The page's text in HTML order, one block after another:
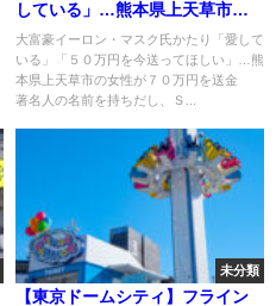
している」…熊本県上天草市の
女性から７０万円を騙し取る
岡山県倉敷市、会社員の男（３
１）を詐欺容疑で逮捕！！
大富豪イーロン・マスク氏かたり「愛して
いる」「５０万円を今送ってほしい」…熊
本県上天草市の女性が７０万円を送金
著名人の名前を持ちだし、Ｓ...
未分類
【東京ドームシティ】フライン